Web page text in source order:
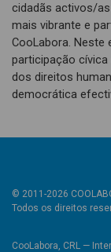
cidadãs activos/
mais vibrante e
CooLabora. Neste
participação
dos direitos
democrática
© 2011-2026
Todos os direitos
CooLabora, CRL —